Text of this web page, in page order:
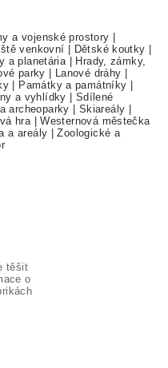
a vojenské prostory
venkovní Dětské koutky
a planetária|
Hrady, zámky,
parky Lanové dráhy
Památky a památníky
a vyhlídky
Sdílené
archeoparky Skiareály
hra|Westernová městečka
a areály |Zoologické a
těšit
o